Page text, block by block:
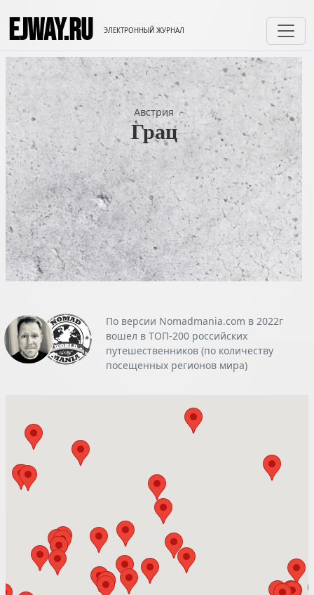
EJWAY.RU ЭЛЕКТРОННЫЙ ЖУРНАЛ
Австрия
Грац
По версии Nomadmania.com в 2022г
вошел в ТОП-200 российских
путешественников (по количеству
посещенных регионов мира)